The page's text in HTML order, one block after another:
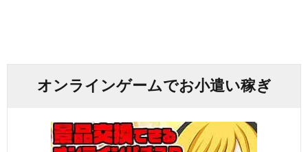
オンラインゲームでお小遣い稼ぎ